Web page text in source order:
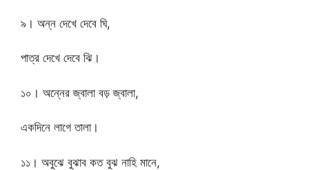
৯। অন্ন দেখে দেবে ঘি,
পাত্র দেখে দেবে ঝি।
১০। অন্নের জ্বালা বড় জ্বালা,
একদিনে লাগে তালা।
১১। অবুঝে বুঝাব কত বুঝ নাহি মানে,